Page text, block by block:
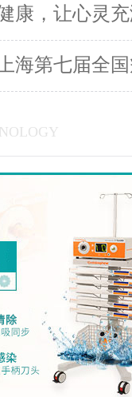
康，让心灵
海第七届全